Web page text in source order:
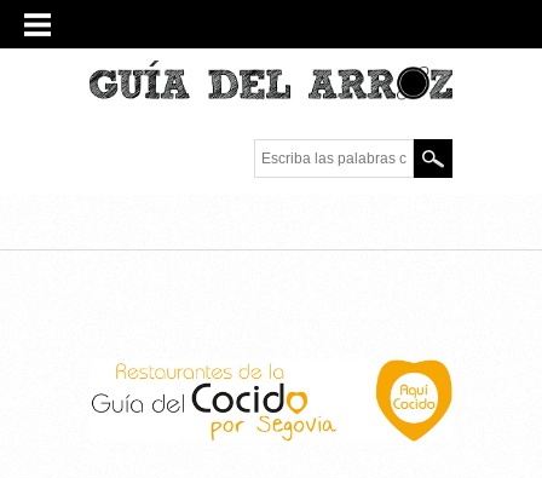
Escriba las palabras
clave.